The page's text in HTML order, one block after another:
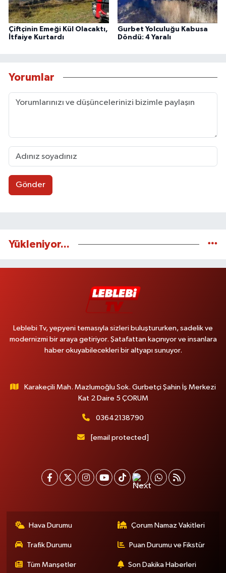
Çiftçinin Emeği Kül Olacaktı,
İtfaiye Kurtardı
Gurbet Yolculuğu Kabusa
Döndü: 4 Yaralı
Yorumlar
Gönder
Yükleniyor...
Leblebi Tv, yepyeni temasıyla sizleri buluştururken, sadelik ve
modernizmi bir araya getiriyor. Şatafattan kaçınıyor ve insanlara
haber okuyabilecekleri bir altyapı sunuyor.
Karakeçili Mah. Mazlumoğlu Sok. Gurbetçi Şahin İş Merkezi
Kat 2 Daire 5 ÇORUM
03642138790
[email protected]
Hava Durumu Çorum Namaz Vakitleri
Trafik Durumu Puan Durumu ve Fikstür
Tüm Manşetler Son Dakika Haberleri